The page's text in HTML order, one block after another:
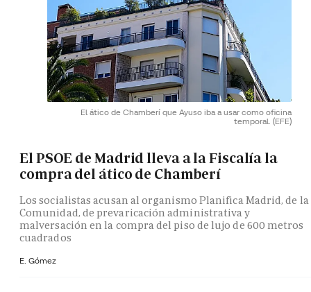
El ático de Chamberí que Ayuso iba a usar como oficina
temporal. (EFE)
El PSOE de Madrid lleva a la Fiscalía la
compra del ático de Chamberí
Los socialistas acusan al organismo Planifica Madrid, de la
Comunidad, de prevaricación administrativa y
malversación en la compra del piso de lujo de 600 metros
cuadrados
E. Gómez